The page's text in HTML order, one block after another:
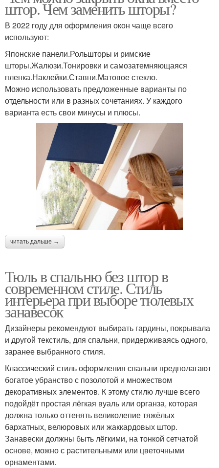
штор. Чем заменить шторы?
В 2022 году для оформления окон чаще всего
используют:
Японские панели.Рольшторы и римские
шторы.Жалюзи.Тонировки и самозатемняющаяся
пленка.Наклейки.Ставни.Матовое стекло.
Можно использовать предложенные варианты по
отдельности или в разных сочетаниях. У каждого
варианта есть свои минусы и плюсы.
читать дальше →
Тюль в спальню без штор в
современном стиле. Стиль
интерьера при выборе тюлевых
занавесок
Дизайнеры рекомендуют выбирать гардины, покрывала
и другой текстиль, для спальни, придерживаясь одного,
заранее выбранного стиля.
Классический стиль оформления спальни предполагают
богатое убранство с позолотой и множеством
декоративных элементов. К этому стилю лучше всего
подойдёт простая лёгкая вуаль или органза, которая
должна только оттенять великолепие тяжёлых
бархатных, велюровых или жаккардовых штор.
Занавески должны быть лёгкими, на тонкой сетчатой
основе, можно с растительными или цветочными
орнаментами.